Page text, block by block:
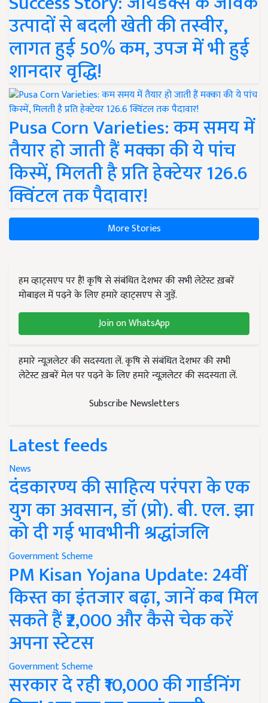
उत्पादों से बदली खेती की तस्वीर,
लागत हुई 50% कम, उपज में भी हुई
शानदार वृद्धि!
Pusa Corn Varieties: कम समय में
तैयार हो जाती हैं मक्का की ये पांच
किस्में, मिलती है प्रति हेक्टेयर 126.6
क्विंटल तक पैदावार!
More Stories
हम व्हाट्सएप पर हैं! कृषि से संबंधित देशभर की सभी लेटेस्ट ख़बरें
मोबाइल में पढ़ने के लिए हमारे व्हाट्सएप से जुड़ें.
Join on WhatsApp
हमारे न्यूज़लेटर की सदस्यता लें. कृषि से संबंधित देशभर की सभी
लेटेस्ट ख़बरें मेल पर पढ़ने के लिए हमारे न्यूज़लेटर की सदस्यता लें.
Subscribe Newsletters
Latest feeds
News
दंडकारण्य की साहित्य परंपरा के एक
युग का अवसान, डॉ (प्रो). बी. एल. झा
को दी गई भावभीनी श्रद्धांजलि
Government Scheme
PM Kisan Yojana Update: 24वीं
किस्त का इंतजार बढ़ा, जानें कब मिल
सकते हैं ₹2,000 और कैसे चेक करें
अपना स्टेटस
Government Scheme
सरकार दे रही ₹10,000 की गार्डनिंग